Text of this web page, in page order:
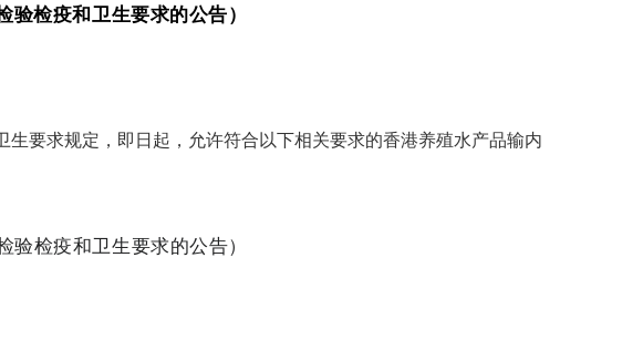
检疫和卫生要求的公告）
要求规定，即日起，允许符合以下相关要求的香港养殖水产品输内
检疫和卫生要求的公告）